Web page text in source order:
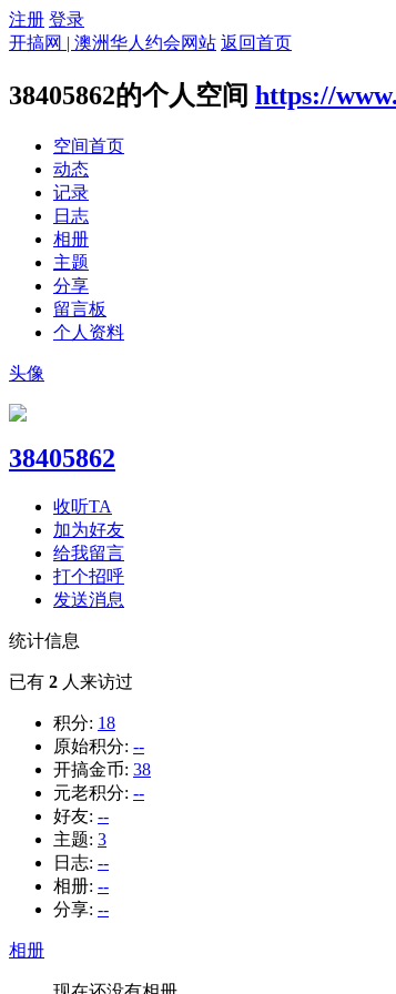
注册 登录
开搞网 | 澳洲华人约会网站 返回首页
38405862的个人空间 https://
空间首页
动态
记录
日志
相册
主题
分享
留言板
个人资料
头像
38405862
收听TA
加为好友
给我留言
打个招呼
发送消息
统计信息
已有 2 人来访过
积分: 18
原始积分: --
开搞金币: 38
元老积分: --
好友: --
主题: 3
日志: --
相册: --
分享: --
相册